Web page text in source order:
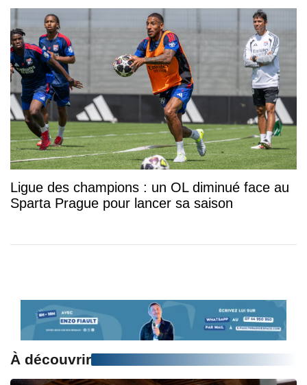
Ligue des champions : un OL diminué face au
Sparta Prague pour lancer sa saison
À découvrir